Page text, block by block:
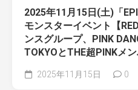
2025年11月15日(土)「
モンスターイベント【
ンスグループ、PINK
TOKYOとTHE超PINKメ
2025年11月15日 0